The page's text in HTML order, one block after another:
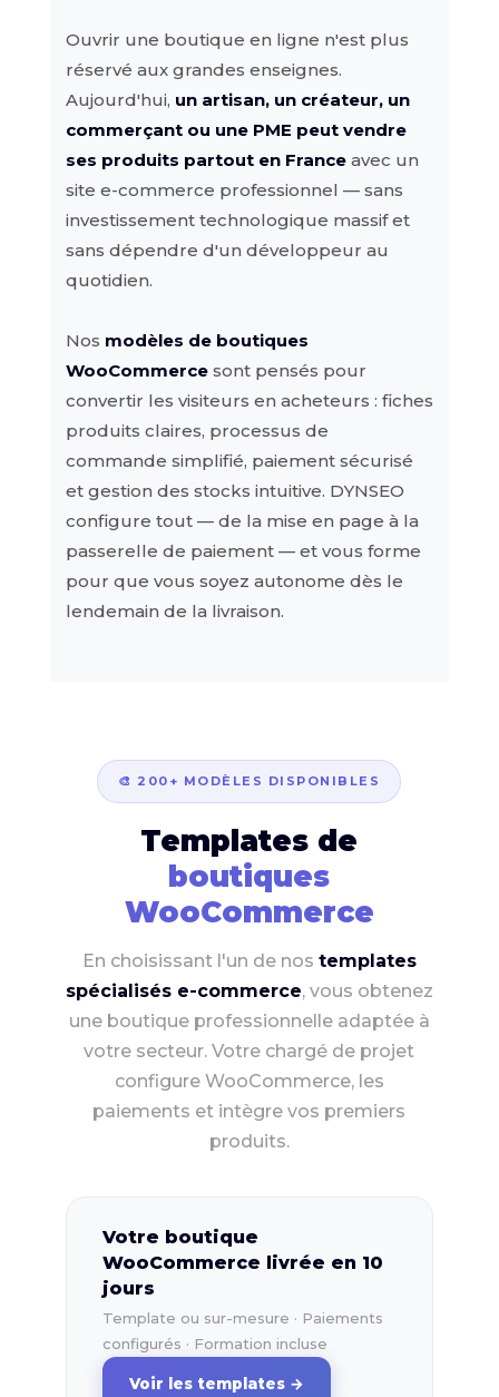
Ouvrir une boutique en ligne n'est plus
réservé aux grandes enseignes.
Aujourd'hui, un artisan, un créateur, un
commerçant ou une PME peut vendre
ses produits partout en Franceavec un
site e-commerce professionnel — sans
investissement technologique massif et
sans dépendre d'un développeur au
quotidien.
Nos modèles de boutiques
WooCommercesont pensés pour
convertir les visiteurs en acheteurs : fiches
produits claires, processus de
commande simplifié, paiement sécurisé
et gestion des stocks intuitive. DYNSEO
configure tout — de la mise en page à la
passerelle de paiement — et vous forme
pour que vous soyez autonome dès le
lendemain de la livraison.
🎨 200+ MODÈLES DISPONIBLES
Templates de
boutiques
WooCommerce
En choisissant l'un de nos templates
spécialisés e-commerce, vous obtenez
une boutique professionnelle adaptée à
votre secteur. Votre chargé de projet
configure WooCommerce, les
paiements et intègre vos premiers
produits.
Votre boutique
WooCommerce livrée en 10
jours
Template ou sur-mesure · Paiements
configurés · Formation incluse
Voir les templates →